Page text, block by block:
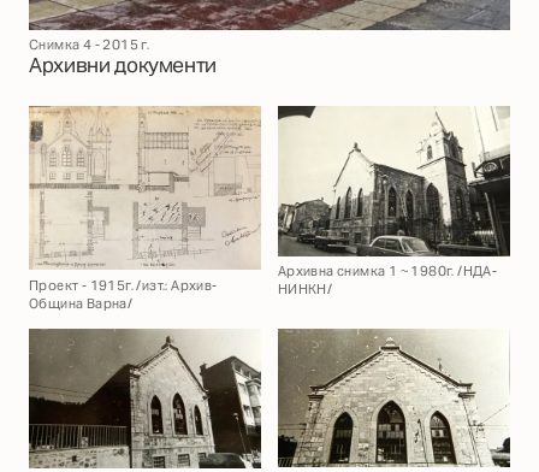
Снимка 4 - 2015 г.
Архивни документи
Проект - 1915г. /изт.: Архив-
Община Варна/
Архивна снимка 1 ~ 1980г. /НДА-
НИНКН/